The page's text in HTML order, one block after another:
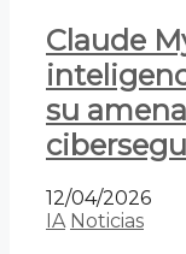
Claude
su
12/04/2026
IA Noticias